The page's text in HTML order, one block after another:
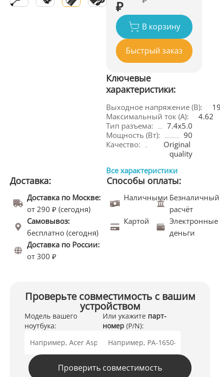
₽
В корзину
Быстрый заказ
Ключевые
характеристики:
Выходное напряжение (В):
Максимальный ток (А):
4.62
Тип разъема:
7.4x5.0
Мощность (Вт):
90
Качество:
Original
quality
Все характеристики
Доставка:
Доставка по Москве:
от 290 ₽ (сегодня)
Самовывоз:
бесплатно (сегодня)
Доставка по России:
от 300 ₽
Способы оплаты:
Наличными Безналичный
расчёт
Картой
Электронные
деньги
Проверьте совместимость с вашим
устройством
Модель вашего
ноутбука:
Или укажите парт-
номер (P/N):
Проверить совместимость